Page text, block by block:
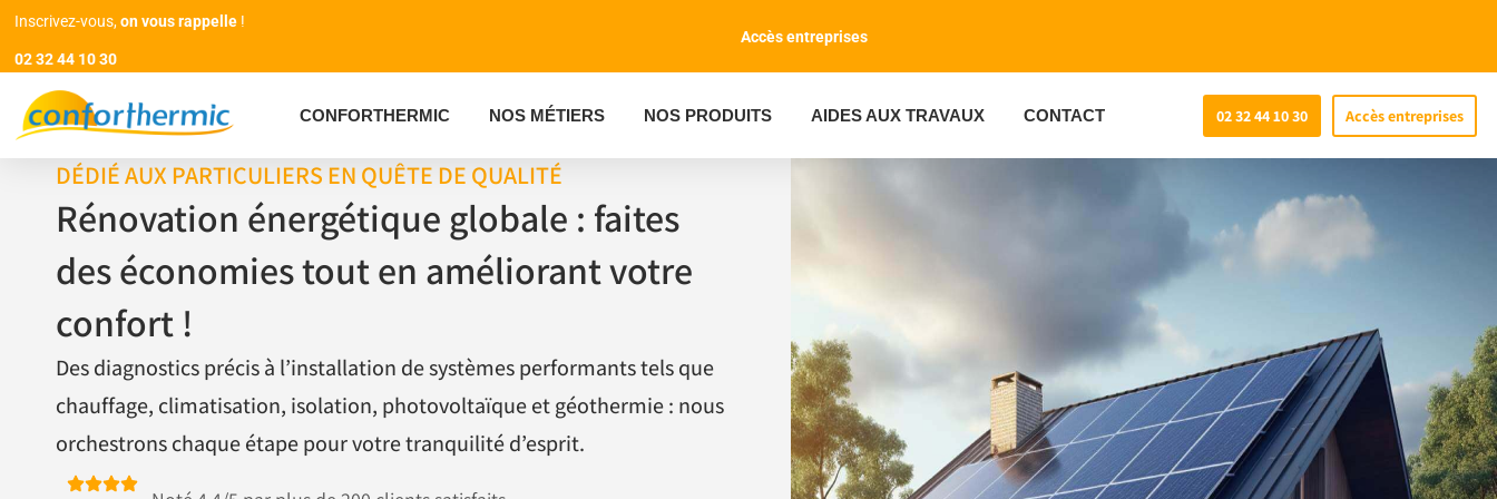
Inscrivez-vous,on vous rappelle !
02 32 44 10 30
Accès entreprises
CONFORTHERMIC NOS MÉTIERS NOS PRODUITS AIDES AUX TRAVAUX CONTACT 02 32 44 10 30 Accès entreprises
DÉDIÉ AUX PARTICULIERS EN QUÊTE DE QUALITÉ
Rénovation énergétique globale : faites
des économies tout en améliorant votre
confort !
Des diagnostics précis à l’installation de systèmes performants tels que
chauffage, climatisation, isolation, photovoltaïque et géothermie : nous
orchestrons chaque étape pour votre tranquilité d’esprit.